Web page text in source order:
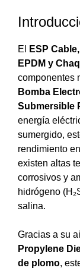
El
ESP
EPDM y
componentes
Bomba
Submersible
energía
sumergido,
rendimiento
existen altas
corrosivos y
hidrógeno
salina.
Gracias a su
Propylene
de plomo,